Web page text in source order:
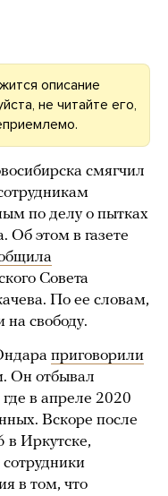
описание
не читайте его,
смягчил
по делу о пытках
этом в газете
Совета
По ее словам,
свободу.
приговорили
Он отбывал
в апреле 2020
Вскоре после
в Иркутске,
в том, что